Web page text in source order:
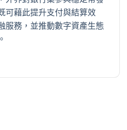
可藉此提升支付與結算效
服務，並推動數字資產生態